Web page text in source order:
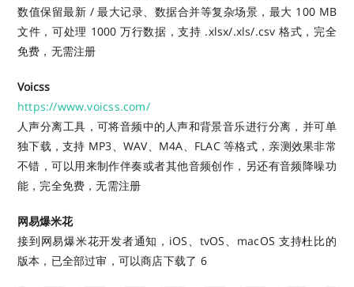
数值保留最新 / 最大记录、数据合并等复杂场景，最大 100 MB
文件，可处理 1000 万行数据，支持 .xlsx/.xls/.csv 格式，完全
免费，无需注册
Voicss
https://www.voicss.com/
人声分离工具，可将音频中的人声和背景音乐进行分离，并可单
独下载，支持 MP3、WAV、M4A、FLAC 等格式，亲测效果非常
不错，可以用来制作伴奏或者其他音频创作，另还有音频降噪功
能，完全免费，无需注册
网易爆米花
接到网易爆米花开发者通知，iOS、tvOS、macOS 支持杜比的
版本，已全部过审，可以商店下载了 6